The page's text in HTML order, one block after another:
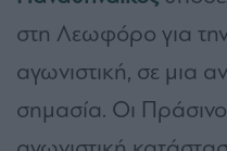
στη Λεωφόρο για
αγωνιστική, σε μια
σημασία. Οι